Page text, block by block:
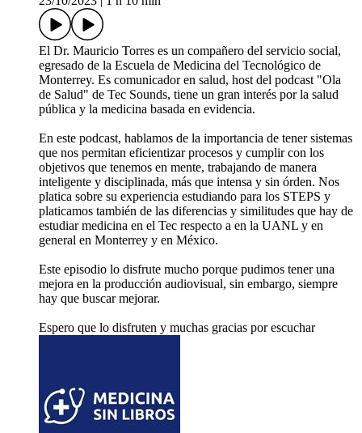
El Dr. Mauricio Torres es un compañero del servicio social,
egresado de la Escuela de Medicina del Tecnológico de
Monterrey. Es comunicador en salud, host del podcast "Ola
de Salud" de Tec Sounds, tiene un gran interés por la salud
pública y la medicina basada en evidencia.
En este podcast, hablamos de la importancia de tener sistemas
que nos permitan eficientizar procesos y cumplir con los
objetivos que tenemos en mente, trabajando de manera
inteligente y disciplinada, más que intensa y sin órden. Nos
platica sobre su experiencia estudiando para los STEPS y
platicamos también de las diferencias y similitudes que hay de
estudiar medicina en el Tec respecto a en la UANL y en
general en Monterrey y en México.
Este episodio lo disfrute mucho porque pudimos tener una
mejora en la producción audiovisual, sin embargo, siempre
hay que buscar mejorar.
Espero que lo disfruten y muchas gracias por escuchar